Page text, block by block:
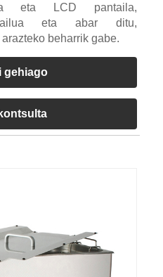
eta LCD pantaila,
eta abar ditu,
beharrik gabe.
gehiago